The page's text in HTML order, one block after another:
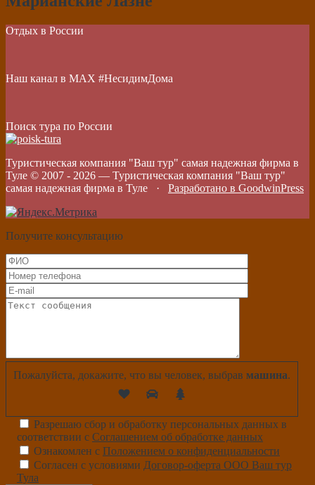
Отдых в России
Наш канал в МАХ #НесидимДома
Поиск тура по России
Туристическая компания "Ваш тур" самая надежная фирма в
Туле © 2007 - 2026 — Туристическая компания "Ваш тур"
самая надежная фирма в Туле · Разработано в GoodwinPress
Получите консультацию
Пожалуйста, докажите, что вы человек, выбрав машина.
Разрешаю сбор и обработку персональных данных в
соответствии с Соглашением об обработке данных
Ознакомлен с Положением о конфиденциальности
Согласен с условиями Договор-оферта ООО Ваш тур
Тула